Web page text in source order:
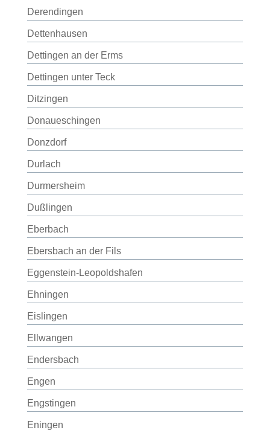
Derendingen
Dettenhausen
Dettingen an der Erms
Dettingen unter Teck
Ditzingen
Donaueschingen
Donzdorf
Durlach
Durmersheim
Dußlingen
Eberbach
Ebersbach an der Fils
Eggenstein-Leopoldshafen
Ehningen
Eislingen
Ellwangen
Endersbach
Engen
Engstingen
Eningen